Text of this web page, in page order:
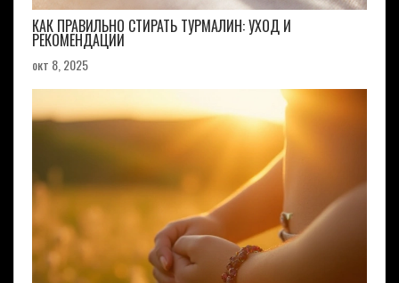
КАК ПРАВИЛЬНО СТИРАТЬ ТУРМАЛИН: УХОД И
РЕКОМЕНДАЦИИ
окт 8, 2025